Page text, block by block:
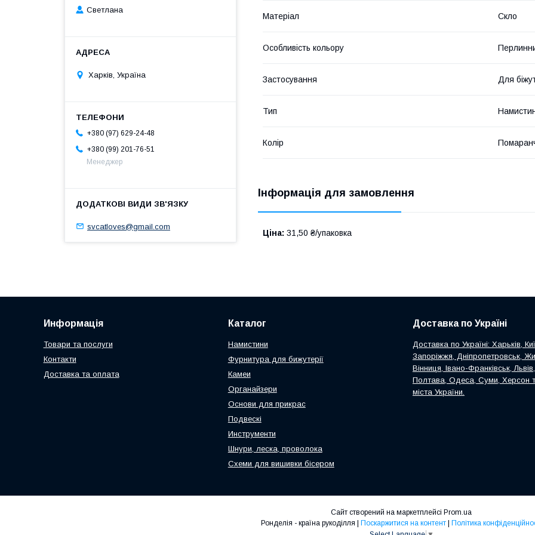
Матеріал Скло
Особливість кольору
Застосування Для
Тип
Колір
Інформація для замовлення
Ціна: 31,50 ₴/упаковка
Светлана
Харків, Україна
+380 (97) 629-24-48
+380 (99) 201-76-51
Менеджер
svcatloves@gmail.com
Информація
Товари та послуги
Контакти
Доставка та оплата
Каталог
Намистини
Фурнитура для бижутерії
Камеи
Органайзери
Основи для прикрас
Подвескі
Инструменти
Шнури, леска, проволока
Схеми для вишивки бісером
Доставка по Україні
Доставка по Україні: Харьків,
Запоріжжя, Дніпропетровськ,
Вінниця, Івано-Франківськ,
Полтава, Одеса, Суми, Херсон
міста України.
Сайт створений на маркетплейсі Prom.ua
Поскаржитися на контент
Політика